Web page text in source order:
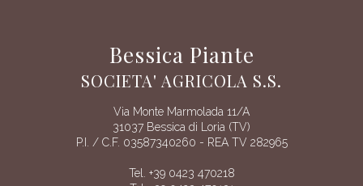
Bessica Piante
SOCIETA' AGRICOLA S.S.
Via Monte Marmolada 11/A
31037 Bessica di Loria (TV)
P.I. / C.F. 03587340260 - REA TV 282965
Tel. +39 0423 470218